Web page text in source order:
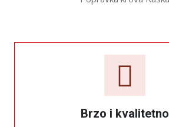
Brzo i kvalitetno